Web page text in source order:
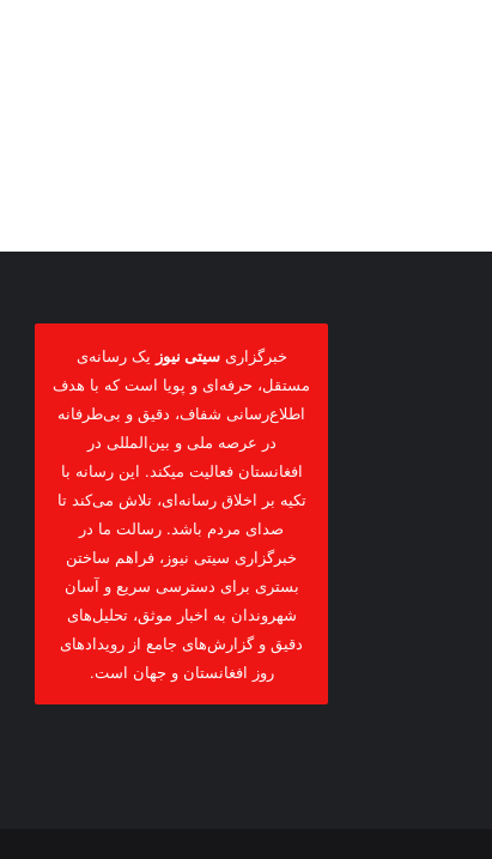
خبرگزاریسیتی نیوز یک رسانه‌ی
مستقل، حرفه‌ای و پویا است که با هدف
اطلاع‌رسانی شفاف، دقیق و بی‌طرفانه
در عرصه ملی و بین‌المللی در
افغانستان فعالیت میکند. این رسانه با
تکیه بر اخلاق رسانه‌ای، تلاش می‌کند تا
صدای مردم باشد. رسالت ما در
خبرگزاری سیتی نیوز، فراهم ساختن
بستری برای دسترسی سریع و آسان
شهروندان به اخبار موثق، تحلیل‌های
دقیق و گزارش‌های جامع از رویدادهای
روز افغانستان و جهان است.